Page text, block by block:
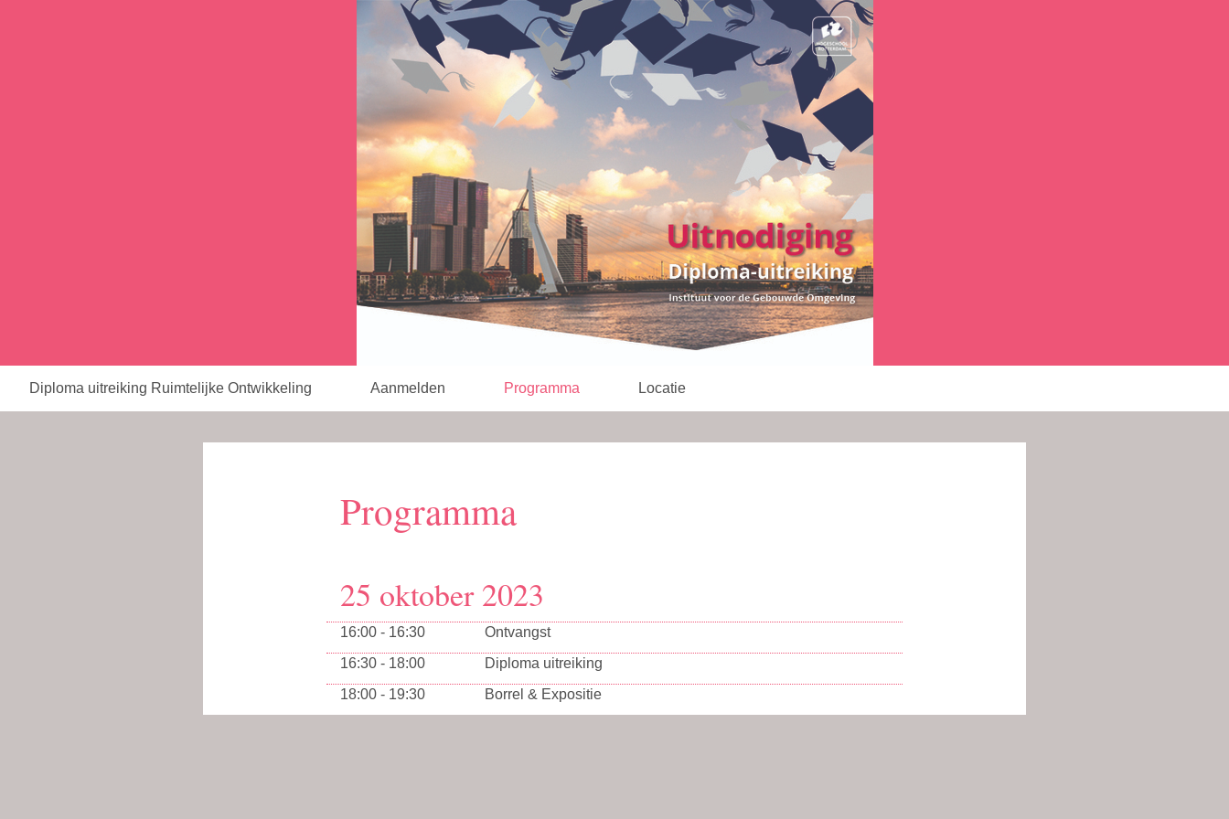
Diploma uitreiking Ruimtelijke Ontwikkeling Aanmelden Programma Locatie
Programma
25 oktober 2023
16:00 - 16:30
Ontvangst
16:30 - 18:00
Diploma uitreiking
18:00 - 19:30
Borrel & Expositie